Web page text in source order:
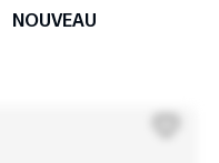
NOUVEAU